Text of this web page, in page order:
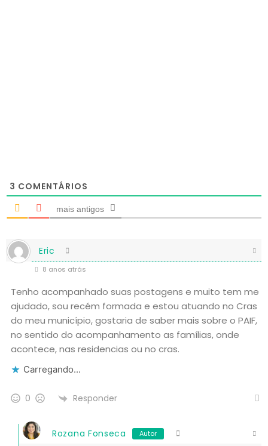
3 COMENTÁRIOS
mais antigos
Eric
8 anos atrás
Tenho acompanhado suas postagens e muito tem me
ajudado, sou recém formada e estou atuando no Cras
do meu município, gostaria de saber mais sobre o PAIF,
no sentido do acompanhamento as famílias, onde
acontece, nas residencias ou no cras.
Carregando...
0 Responder
Rozana Fonseca Autor